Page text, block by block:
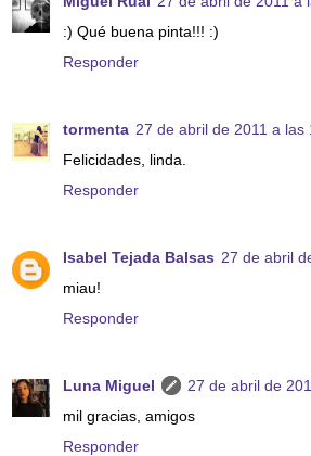
:) Qué buena pinta!!! :)
Responder
tormenta 27 de abril de 2011 a las
Felicidades, linda.
Responder
Isabel Tejada Balsas 27 de abril
miau!
Responder
Luna Miguel
27 de abril de
mil gracias, amigos
Responder